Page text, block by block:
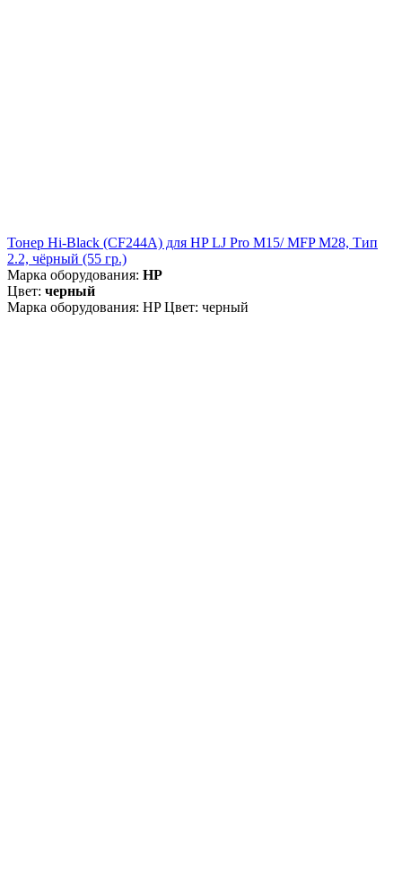
Тонер Hi-Black (CF244A) для HP LJ Pro M15/ MFP M28, Тип
2.2, чёрный (55 гр.)
Марка оборудования: HP
Цвет: черный
Марка оборудования: HP Цвет: черный